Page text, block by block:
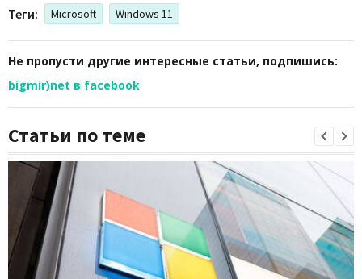
Теги: Microsoft Windows 11
Не пропусти другие интересные статьи, подпишись:
bigmir)net в facebook
Статьи по теме